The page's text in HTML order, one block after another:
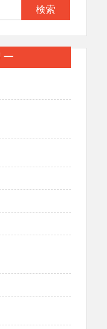
索:
ー